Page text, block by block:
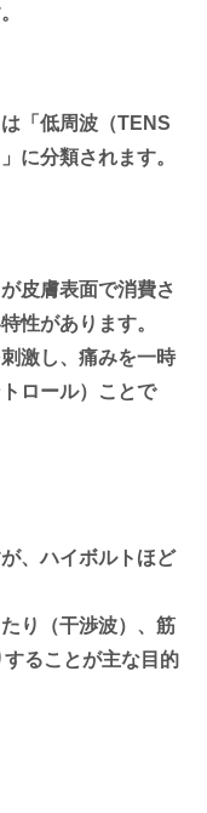
「低周波（TENS
に分類されます。
皮膚表面で消費さ
性があります。
激し、痛みを一時
ロール）ことで
、ハイボルトほど
り（干渉波）、筋
ることが主な目的